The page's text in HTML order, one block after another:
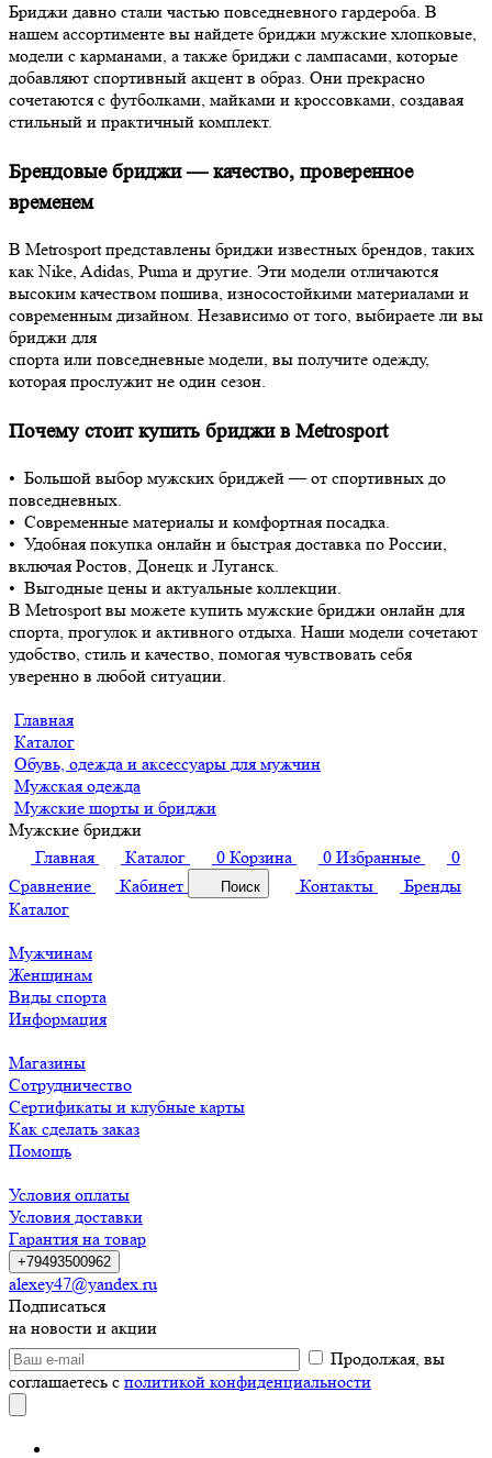
Бриджи давно стали частью повседневного гардероба. В
нашем ассортименте вы найдете бриджи мужские хлопковые,
модели с карманами, а также бриджи с лампасами, которые
добавляют спортивный акцент в образ. Они прекрасно
сочетаются с футболками, майками и кроссовками, создавая
стильный и практичный комплект.
Брендовые бриджи — качество, проверенное
временем
В Metrosport представлены бриджи известных брендов, таких
как Nike, Adidas, Puma и другие. Эти модели отличаются
высоким качеством пошива, износостойкими материалами и
современным дизайном. Независимо от того, выбираете ли вы
бриджи для
спорта или повседневные модели, вы получите одежду,
которая прослужит не один сезон.
Почему стоит купить бриджи в Metrosport
• Большой выбор мужских бриджей — от спортивных до
повседневных.
• Современные материалы и комфортная посадка.
• Удобная покупка онлайн и быстрая доставка по России,
включая Ростов, Донецк и Луганск.
• Выгодные цены и актуальные коллекции.
В Metrosport вы можете купить мужские бриджи онлайн для
спорта, прогулок и активного отдыха. Наши модели сочетают
удобство, стиль и качество, помогая чувствовать себя
уверенно в любой ситуации.
Главная
Каталог
Обувь, одежда и аксессуары для мужчин
Мужская одежда
Мужские шорты и бриджи
Мужские бриджи
Главная
Каталог 0 Корзина 0 Избранные
0
Сравнение
Кабинет Поиск Контакты
Бренды
Каталог
Мужчинам
Женщинам
Виды спорта
Информация
Магазины
Сотрудничество
Сертификаты и клубные карты
Как сделать заказ
Помощь
Условия оплаты
Условия доставки
Гарантия на товар
+79493500962
alexey47@yandex.ru
Подписаться
на новости и акции
Продолжая, вы
соглашаетесь с политикой конфиденциальности